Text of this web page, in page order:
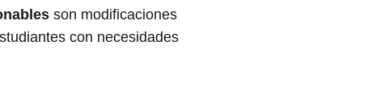
son modificaciones
con necesidades